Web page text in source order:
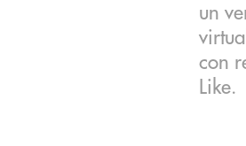
un
con
Like.